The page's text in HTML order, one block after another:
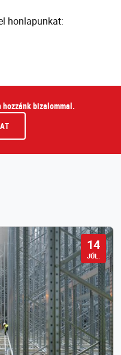
honlapunkat:
bizalommal.
14
JÚL.